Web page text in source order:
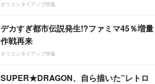
オリコンタイアップ特集
デカすぎ都市伝説発生!?ファミマ45％増量
作戦再来
オリコンタイアップ特集
SUPER★DRAGON、自ら描いた”レトロ